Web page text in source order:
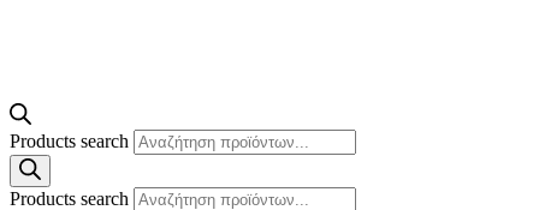
Products search
Products search